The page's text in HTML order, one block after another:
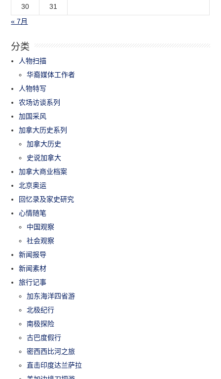
30
31
« 7月
分类
人物扫描
华裔媒体工作者
人物特写
农场访谈系列
加国采风
加拿大历史系列
加拿大历史
史说加拿大
加拿大商业档案
北京奥运
回忆录及家史研究
心情随笔
中国观察
社会观察
新闻报导
新闻素材
旅行记事
加东海洋四省游
北极纪行
南极探险
古巴度假行
密西西比河之旅
直击印度达兰萨拉